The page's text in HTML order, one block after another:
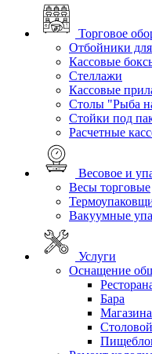
Торговое
Отбойники
Кассовые
Стеллажи
Кассовые
Столы "Рыба
Стойки под
Расчетные
Весовое и
Весы торговые
Вакуумные
Услуги
Оснащение
Бара
Магазина
Столовой